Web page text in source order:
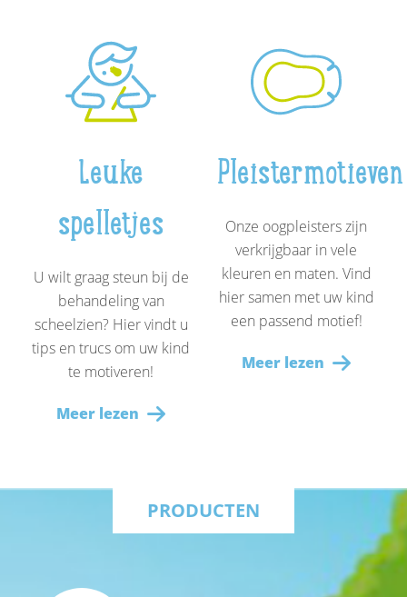
Leuke
spelletjes
U wilt graag steun bij de
behandeling van
scheelzien? Hier vindt u
tips en trucs om uw kind
te motiveren!
Meer lezen
Pleistermotieven
Onze oogpleisters zijn
verkrijgbaar in vele
kleuren en maten. Vind
hier samen met uw kind
een passend motief!
Meer lezen
PRODUCTEN